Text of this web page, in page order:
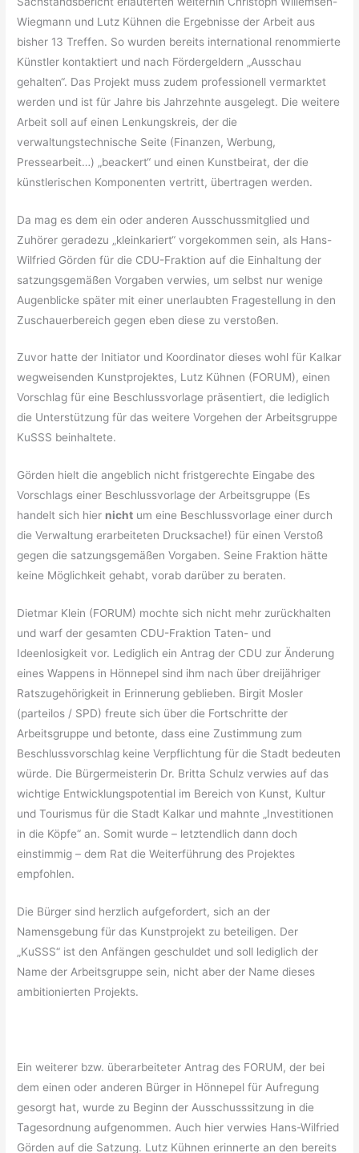
Wiegmann und Lutz Kühnen die Ergebnisse der Arbeit aus
bisher 13 Treffen. So wurden bereits international renommierte
Künstler kontaktiert und nach Fördergeldern „Ausschau
gehalten“. Das Projekt muss zudem professionell vermarktet
werden und ist für Jahre bis Jahrzehnte ausgelegt. Die weitere
Arbeit soll auf einen Lenkungskreis, der die
verwaltungstechnische Seite (Finanzen, Werbung,
Pressearbeit…) „beackert“ und einen Kunstbeirat, der die
künstlerischen Komponenten vertritt, übertragen werden.
Da mag es dem ein oder anderen Ausschussmitglied und
Zuhörer geradezu „kleinkariert“ vorgekommen sein, als Hans-
Wilfried Görden für die CDU-Fraktion auf die Einhaltung der
satzungsgemäßen Vorgaben verwies, um selbst nur wenige
Augenblicke später mit einer unerlaubten Fragestellung in den
Zuschauerbereich gegen eben diese zu verstoßen.
Zuvor hatte der Initiator und Koordinator dieses wohl für Kalkar
wegweisenden Kunstprojektes, Lutz Kühnen (FORUM), einen
Vorschlag für eine Beschlussvorlage präsentiert, die lediglich
die Unterstützung für das weitere Vorgehen der Arbeitsgruppe
KuSSS beinhaltete.
Görden hielt die angeblich nicht fristgerechte Eingabe des
Vorschlags einer Beschlussvorlage der Arbeitsgruppe (Es
handelt sich hier nicht um eine Beschlussvorlage einer durch
die Verwaltung erarbeiteten Drucksache!) für einen Verstoß
gegen die satzungsgemäßen Vorgaben. Seine Fraktion hätte
keine Möglichkeit gehabt, vorab darüber zu beraten.
Dietmar Klein (FORUM) mochte sich nicht mehr zurückhalten
und warf der gesamten CDU-Fraktion Taten- und
Ideenlosigkeit vor. Lediglich ein Antrag der CDU zur Änderung
eines Wappens in Hönnepel sind ihm nach über dreijähriger
Ratszugehörigkeit in Erinnerung geblieben. Birgit Mosler
(parteilos / SPD) freute sich über die Fortschritte der
Arbeitsgruppe und betonte, dass eine Zustimmung zum
Beschlussvorschlag keine Verpflichtung für die Stadt bedeuten
würde. Die Bürgermeisterin Dr. Britta Schulz verwies auf das
wichtige Entwicklungspotential im Bereich von Kunst, Kultur
und Tourismus für die Stadt Kalkar und mahnte „Investitionen
in die Köpfe“ an. Somit wurde – letztendlich dann doch
einstimmig – dem Rat die Weiterführung des Projektes
empfohlen.
Die Bürger sind herzlich aufgefordert, sich an der
Namensgebung für das Kunstprojekt zu beteiligen. Der
„KuSSS“ ist den Anfängen geschuldet und soll lediglich der
Name der Arbeitsgruppe sein, nicht aber der Name dieses
ambitionierten Projekts.
Ein weiterer bzw. überarbeiteter Antrag des FORUM, der bei
dem einen oder anderen Bürger in Hönnepel für Aufregung
gesorgt hat, wurde zu Beginn der Ausschusssitzung in die
Tagesordnung aufgenommen. Auch hier verwies Hans-Wilfried
Görden auf die Satzung. Lutz Kühnen erinnerte an den bereits